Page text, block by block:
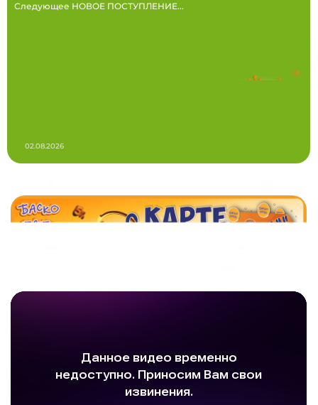
Следующее НОВОЕ ПОСТУПЛЕНИЕ...
02.08.2026